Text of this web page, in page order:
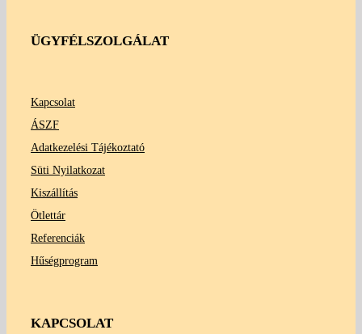
ÜGYFÉLSZOLGÁLAT
Kapcsolat
ÁSZF
Adatkezelési Tájékoztató
Süti Nyilatkozat
Kiszállítás
Ötlettár
Referenciák
Hűségprogram
KAPCSOLAT